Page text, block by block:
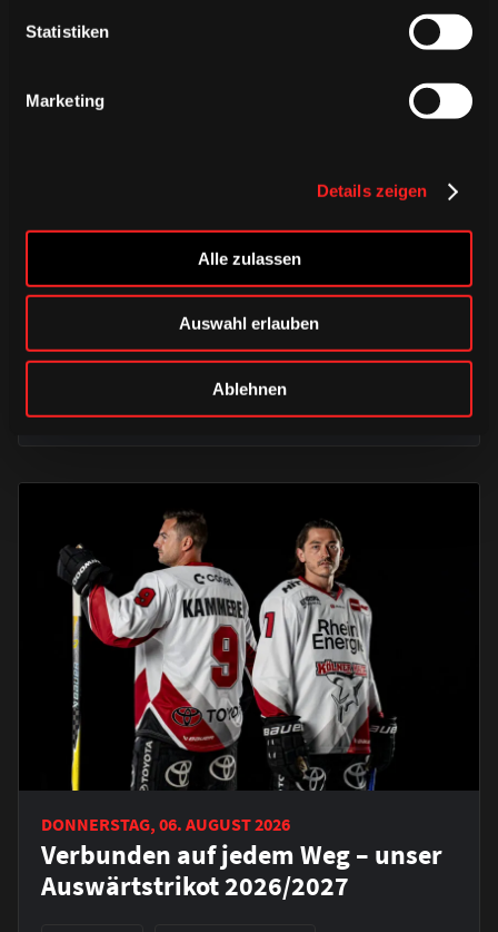
Statistiken
Marketing
Details zeigen
Alle zulassen
Auswahl erlauben
Ablehnen
DONNERSTAG, 06. AUGUST 2026
Alle Infos zum öffentlichen
Trainingsauftakt am Sonntag im
Haie-Zentrum
DONNERSTAG, 06. AUGUST 2026
Verbunden auf jedem Weg – unser
Auswärtstrikot 2026/2027